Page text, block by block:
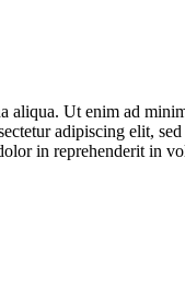
aliqua. Ut enim ad
adipiscing elit,
in reprehenderit in